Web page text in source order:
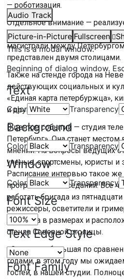
Audio Track
Picture-in-Picture Fullscreen
This is a modal window.
Beginning of dialog window.
Text
Color Transparency
Background
Color Transparency
Window
Color Transparency
Font Size
Text Edge Style
Font Family
— роботизация.
Отдельное внимание —
В частности
магистрали между
представлен двумя столицами.
Также на стенде города на
действующих социальных и
«Единая карта петербуржца»,
и другие.
В центре событий — студия
Петербург». Она станет
мнений. На вопросы ведущих
ученые, спортсмены, юристы и
Расписание интервью такое же
программных заседаний. Все
работать бригада из
режиссеры, осветители и
подросла в размерах и
стенда Северной столицы.
«Она самая большая по
годами, в этом году мы
гостей, в нашей студии.